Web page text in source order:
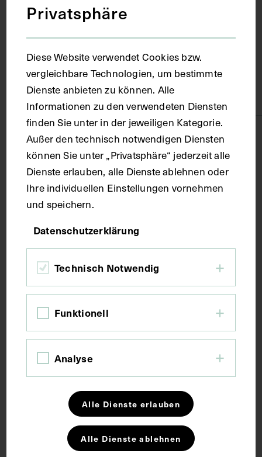
Wien
Material
Papier
Technik
Kupferstich
Maße
Bildmaß 20 x 14,3 cm
Bildmaß inkl. Untergrund 32,2 x 21,1 cm
Unsignierter Kupferstich.
Schlagwörter
Privatsphäre
Diese Website verwendet Cookies bzw.
vergleichbare Technologien, um bestimmte
Dienste anbieten zu können. Alle
Informationen zu den verwendeten Diensten
finden Sie unter in der jeweiligen Kategorie.
Außer den technisch notwendigen Diensten
können Sie unter „Privatsphäre“ jederzeit alle
Dienste erlauben, alle Dienste ablehnen oder
Ihre individuellen Einstellungen vornehmen
und speichern.
Datenschutzerklärung
Technisch Notwendig
Funktionell
Analyse
Alle Dienste erlauben
Alle Dienste ablehnen